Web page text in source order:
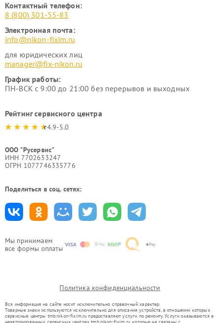
Мы принимаем
все формы оплаты
Контактный телефон:
8 (800) 301-55-83
Электронная почта:
info@nikon-fixim.ru
для юридических лиц
manager@fix-nikon.ru
График работы:
ПН-ВСК с 9:00 до 21:00 без перерывов и выходных
Рейтинг сервисного центра
4.9-5.0
ООО "Русервис"
ИНН 7702633247
ОГРН 1077746335776
Поделиться в соц. сетях:
Политика конфиденциальности
Вся информация на сайте носит исключительно справочный характер.
Товарные знаки используются исключительно для описания устройств, в отношении которых
сервисные центры tmb.nikon-fixim.ru предоставляют услуги по ремонту. Услуги оказываются в